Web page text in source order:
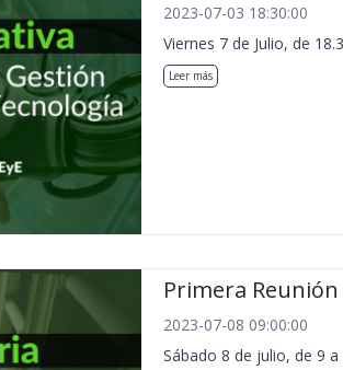
2023-07-03 18:30:00
Viernes 7 de Julio, de
Leer más
Primera
2023-07-08 09:00:00
Sábado 8 de julio, de 9